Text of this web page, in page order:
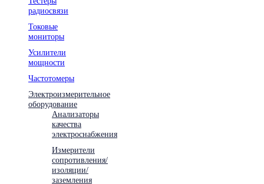
радиосвязи
Токовые
мониторы
Усилители
мощности
Частотомеры
Электроизмерительное
оборудование
Анализаторы
качества
электроснабжения
Измерители
сопротивления/
изоляции/
заземления